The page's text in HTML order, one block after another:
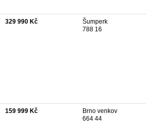
329 990 Kč
Šumperk
788 16
159 999 Kč
Brno venkov
664 44